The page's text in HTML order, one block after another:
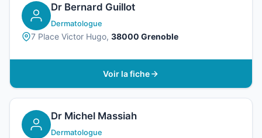
Dr Bernard Guillot
Dermatologue
7 Place Victor Hugo, 38000 Grenoble
Voir la fiche
Dr Michel Massiah
Dermatologue